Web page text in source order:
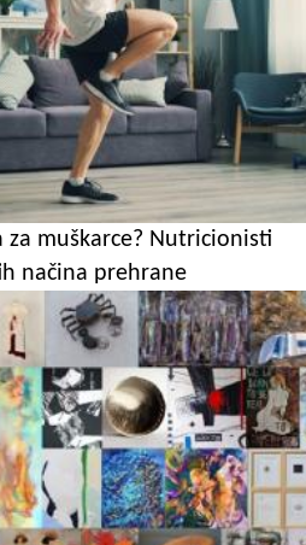
muškarce? Nutricionisti
načina prehrane